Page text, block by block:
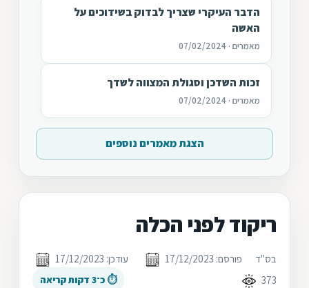
הדבר העיקרי שצריך לבדוק בשידוכים על
האשה
מאמרים · 07/02/2024
זכות השדכן וסגולת המצווה לשדך
מאמרים · 07/02/2024
הצגת מאמרים נוספים
ריקוד לפני הכלה
בס"ד פורסם: 17/12/2023
עודכן: 17/12/2023
373
⏱ כ־3 דקות קריאה